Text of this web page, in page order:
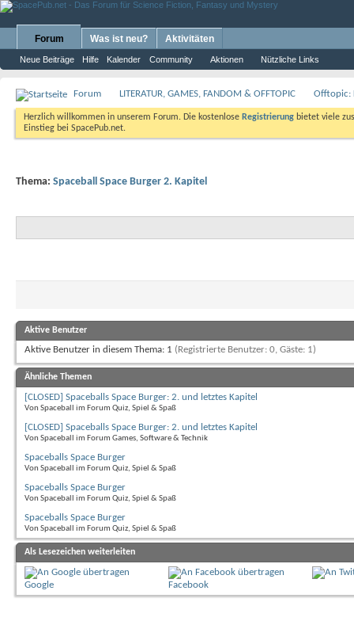
Forum
Neue Beiträge Hilfe Kalender Community Aktionen Nützliche Links
Was ist neu? Aktivitäten
Forum LITERATUR, GAMES, FANDOM & OFFTOPIC Offtopic:
Herzlich willkommen in unserem Forum. Die kostenlose Registrierung bietet viele
Einstieg bei SpacePub.net.
Thema: Spaceball Space Burger 2. Kapitel
Aktive Benutzer
Aktive Benutzer in diesem Thema: 1 (Registrierte Benutzer: 0, Gäste: 1)
Ähnliche Themen
[CLOSED] Spaceballs Space Burger: 2. und letztes Kapitel
Von Spaceball im Forum Quiz, Spiel & Spaß
[CLOSED] Spaceballs Space Burger: 2. und letztes Kapitel
Von Spaceball im Forum Games, Software & Technik
Spaceballs Space Burger
Von Spaceball im Forum Quiz, Spiel & Spaß
Spaceballs Space Burger
Von Spaceball im Forum Quiz, Spiel & Spaß
Spaceballs Space Burger
Von Spaceball im Forum Quiz, Spiel & Spaß
Als Lesezeichen weiterleiten
Google Facebook